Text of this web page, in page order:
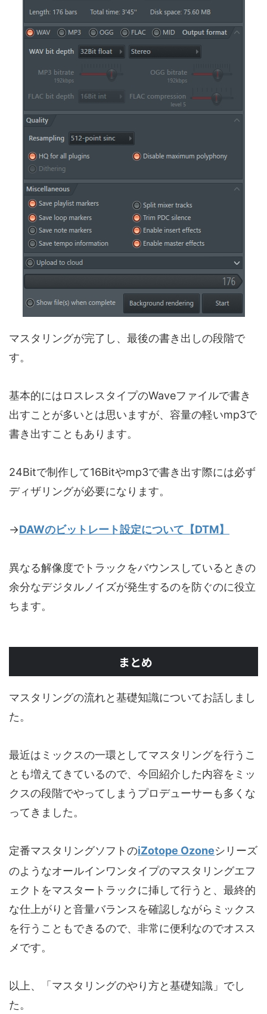
マスタリングが完了し、最後の書き出しの段階で
す。
基本的にはロスレスタイプのWaveファイルで書き
出すことが多いとは思いますが、容量の軽いmp3で
書き出すこともあります。
24Bitで制作して16Bitやmp3で書き出す際には必ず
ディザリングが必要になります。
→DAWのビットレート設定について【DTM】
異なる解像度でトラックをバウンスしているときの
余分なデジタルノイズが発生するのを防ぐのに役立
ちます。
まとめ
マスタリングの流れと基礎知識についてお話しまし
た。
最近はミックスの一環としてマスタリングを行うこ
とも増えてきているので、今回紹介した内容をミッ
クスの段階でやってしまうプロデューサーも多くな
ってきました。
定番マスタリングソフトのiZotope Ozoneシリーズ
のようなオールインワンタイプのマスタリングエフ
ェクトをマスタートラックに挿して行うと、最終的
な仕上がりと音量バランスを確認しながらミックス
を行うこともできるので、非常に便利なのでオスス
メです。
以上、「マスタリングのやり方と基礎知識」でし
た。